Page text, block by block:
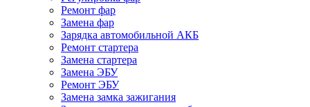
Ремонт фар
Замена фар
Зарядка автомобильной АКБ
Ремонт стартера
Замена стартера
Замена ЭБУ
Ремонт ЭБУ
Замена замка зажигания